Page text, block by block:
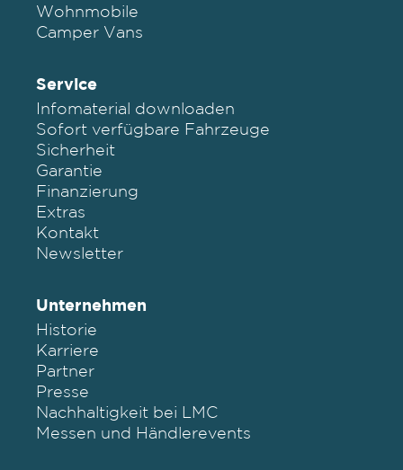
Wohnmobile
Camper Vans
Service
Infomaterial downloaden
Sofort verfügbare Fahrzeuge
Sicherheit
Garantie
Finanzierung
Extras
Kontakt
Newsletter
Unternehmen
Historie
Karriere
Partner
Presse
Nachhaltigkeit bei LMC
Messen und Händlerevents